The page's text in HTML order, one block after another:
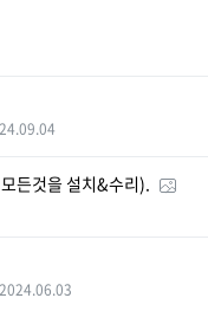
든것을 설치&수리).
2024.06.03